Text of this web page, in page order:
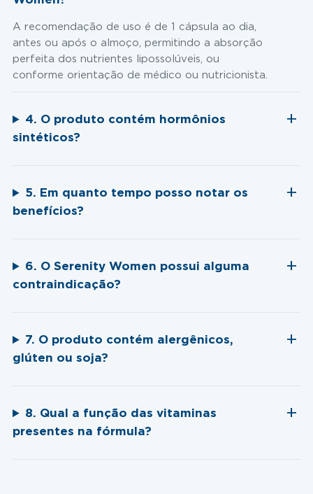
A recomendação de uso é de 1 cápsula ao dia,
antes ou após o almoço, permitindo a absorção
perfeita dos nutrientes lipossolúveis, ou
conforme orientação de médico ou nutricionista.
4. O produto contém hormônios
sintéticos?
5. Em quanto tempo posso notar os
benefícios?
6. O Serenity Women possui alguma
contraindicação?
7. O produto contém alergênicos,
glúten ou soja?
8. Qual a função das vitaminas
presentes na fórmula?